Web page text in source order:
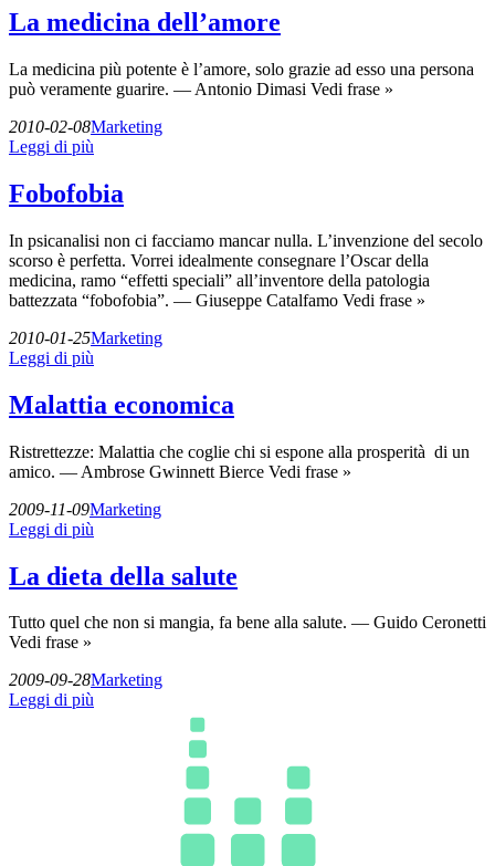
La medicina dell’amore
La medicina più potente è l’amore, solo grazie ad esso una persona
può veramente guarire. — Antonio Dimasi Vedi frase »
2010-02-08Marketing
Leggi di più
Fobofobia
In psicanalisi non ci facciamo mancar nulla. L’invenzione del secolo
scorso è perfetta. Vorrei idealmente consegnare l’Oscar della
medicina, ramo “effetti speciali” all’inventore della patologia
battezzata “fobofobia”. — Giuseppe Catalfamo Vedi frase »
2010-01-25Marketing
Leggi di più
Malattia economica
Ristrettezze: Malattia che coglie chi si espone alla prosperità di un
amico. — Ambrose Gwinnett Bierce Vedi frase »
2009-11-09Marketing
Leggi di più
La dieta della salute
Tutto quel che non si mangia, fa bene alla salute. — Guido Ceronetti
Vedi frase »
2009-09-28Marketing
Leggi di più